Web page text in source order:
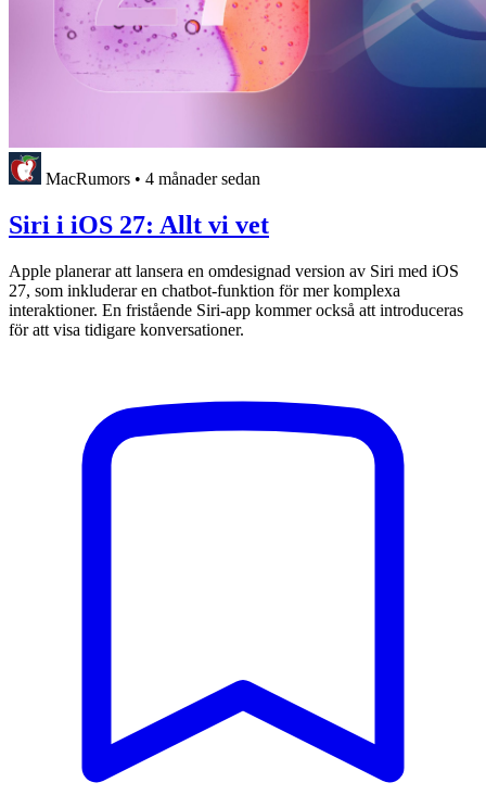
MacRumors • 4 månader sedan
Siri i iOS 27: Allt vi vet
Apple planerar att lansera en omdesignad version av Siri med iOS
27, som inkluderar en chatbot-funktion för mer komplexa
interaktioner. En fristående Siri-app kommer också att introduceras
för att visa tidigare konversationer.